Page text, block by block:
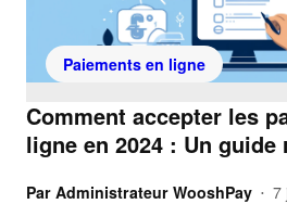
Paiements en ligne
Comment accepter les
ligne en 2024 : Un guide
Par Administrateur WooshPay • 7